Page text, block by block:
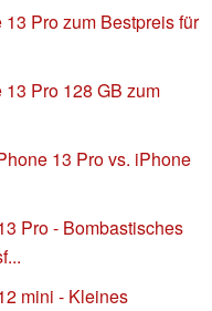
Pro zum Bestpreis für
Pro 128 GB zum
13 Pro vs. iPhone
Pro - Bombastisches
mini - Kleines